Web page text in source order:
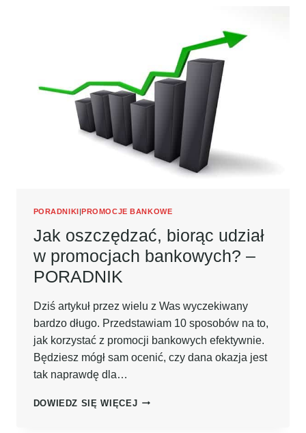
PORADNIKI|PROMOCJE BANKOWE
Jak oszczędzać, biorąc udział
w promocjach bankowych? –
PORADNIK
Dziś artykuł przez wielu z Was wyczekiwany
bardzo długo. Przedstawiam 10 sposobów na to,
jak korzystać z promocji bankowych efektywnie.
Będziesz mógł sam ocenić, czy dana okazja jest
tak naprawdę dla…
DOWIEDZ SIĘ WIĘCEJJAK